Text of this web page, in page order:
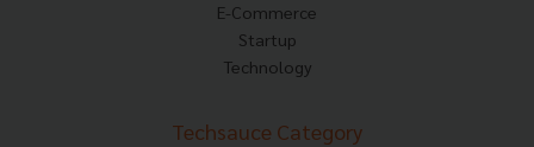
E-Commerce
Startup
Technology
Techsauce Category